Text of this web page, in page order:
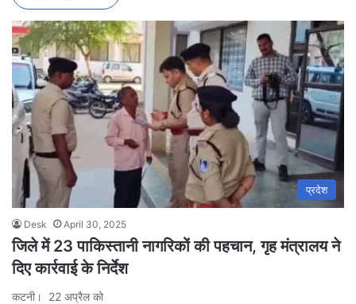
प्रदेश
Desk April 30, 2025
जिले में 23 पाकिस्तानी नागरिकों की पहचान, गृह मंत्रालय ने
दिए कार्रवाई के निर्देश
कटनी। 22 अप्रैल को